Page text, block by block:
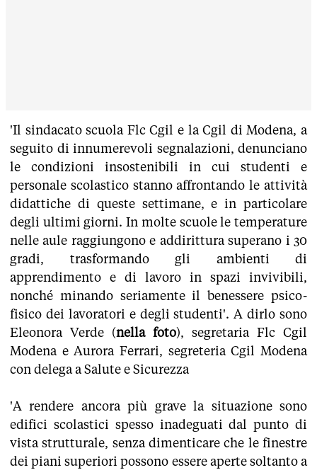
'Il sindacato scuola Flc Cgil e la Cgil di Modena, a
seguito di innumerevoli segnalazioni, denunciano
le condizioni insostenibili in cui studenti e
personale scolastico stanno affrontando le attività
didattiche di queste settimane, e in particolare
degli ultimi giorni. In molte scuole le temperature
nelle aule raggiungono e addirittura superano i 30
gradi, trasformando gli ambienti di
apprendimento e di lavoro in spazi invivibili,
nonché minando seriamente il benessere psico-
fisico dei lavoratori e degli studenti'. A dirlo sono
Eleonora Verde (nella foto), segretaria Flc Cgil
Modena e Aurora Ferrari, segreteria Cgil Modena
con delega a Salute e Sicurezza
'A rendere ancora più grave la situazione sono
edifici scolastici spesso inadeguati dal punto di
vista strutturale, senza dimenticare che le finestre
dei piani superiori possono essere aperte soltanto a